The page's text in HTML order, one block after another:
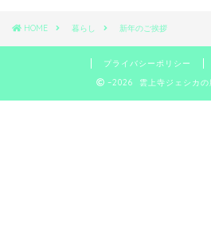
HOME 暮らし 新年のご挨拶
プライバシーポリシー
–2026 雲上寺ジェシカの